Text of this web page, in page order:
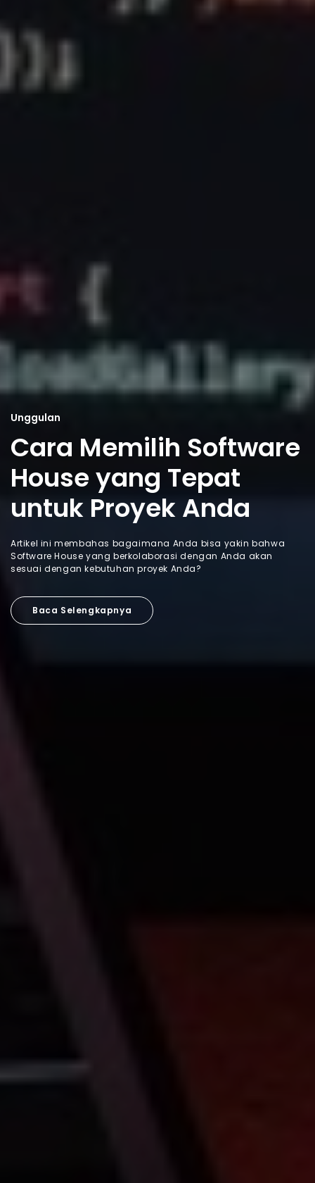
Unggulan
Cara Memilih Software
House yang Tepat
untuk Proyek Anda
Artikel ini membahas bagaimana Anda bisa yakin bahwa
Software House yang berkolaborasi dengan Anda akan
sesuai dengan kebutuhan proyek Anda?
Baca Selengkapnya